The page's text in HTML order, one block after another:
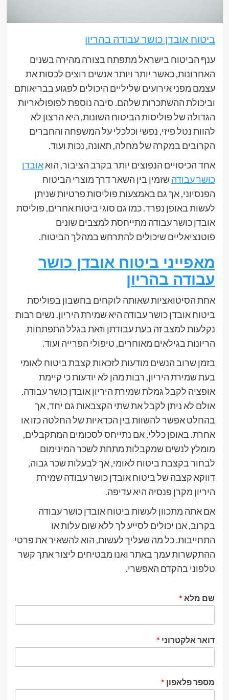
ביטוח אובדן כושר עבודה בהריון
ענף הביטוח בישראל מתפתח בצורה מהירה בשנים
האחרונות, כאשר יותר ויותר אנשים רוצים לכסות את
עצמם מפני אירועים שליליים היכולים לפגוע בבריאותם
וביכולת ההשתכרות שלהם. סיבה נוספת לפופולאריות
הגדולה של פוליסות הביטוח השונות, היא הרצון לא
להוות נטל פיזי, נפשי וכלכלי על המשפחה והחברים
הקרובים במקרה של מחלה, תאונה, נכות ועוד.
אחד הכיסויים הנפוצים יותר בקרב הציבור, הואאובדן
כושר עבודהשזמין בין השאר דרך מוצרי הביטוח
הפנסיוני, אך גם באמצעות פוליסות פרטיות שניתן
לעשות באופן נפרד. כמו גם סוגי ביטוח אחרים, פוליסת
אובדן כושר עבודה מתייחסת למצבים שונים
פוטנציאליים שיכולים להתרחש במהלך הביטוח.
מאפייני ביטוח אובדן כושר
עבודה בהריון
אחת הסיטואציות שאותה לוקחים בחשבון בפוליסת
ביטוח אובדן כושר עבודה היא שמירת היריון. נשים רבות
נקלעות למצב זה בעת עבודתן וזאת בגלל התפתחות
הריונות בגילאים מאוחרים, טיפולי הפרייה ועוד.
בזמן שרוב הנשים מודעות לזכאות קצבת ביטוח לאומי
בעת שמירת היריון, רבות מהן לא יודעות כי קיימת
אופציה לקבל גמלת שמירת היריון אובדן כושר עבודה.
אולם לא ניתן לקבל את שתי הקצבאות גם יחד, אך
בהחלט אפשר להשוות בין הכדאיות של החלטה כזו או
אחרת. באופן כללי, אם נתייחס לסכומים המתקבלים,
מומלץ לנשים שמקבלות מתחת לשכר המינימום
לבחור בקצבת ביטוח לאומי, אך לבעלות שכר גבוה,
דווקא קצבה של ביטוח אובדן כושר עבודה שמירת
היריון מקרן פנסיה היא עדיפה.
אם אתה מתכוון לעשות ביטוח אובדן כושר עבודה
בקרוב, אנו יכולים לסייע לך ללא שום עלות או
התחייבות. כל מה שעליך לעשות, הוא להשאיר את פרטי
ההתקשרות עמך באתר ואנו מבטיחים ליצור אתך קשר
טלפוני בהקדם האפשרי.
שם מלא *
דואר אלקטרוני *
מספר פלאפון *